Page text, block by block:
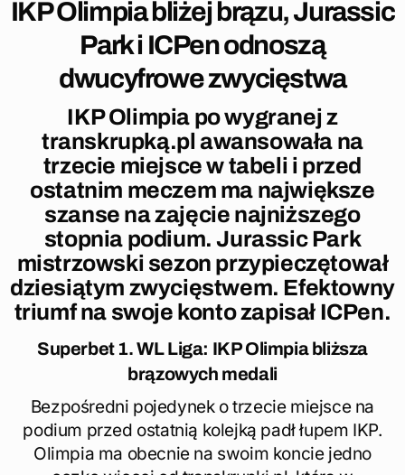
IKP Olimpia bliżej brązu, Jurassic
Park i ICPen odnoszą
dwucyfrowe zwycięstwa
IKP Olimpia po wygranej z
transkrupką.pl awansowała na
trzecie miejsce w tabeli i przed
ostatnim meczem ma największe
szanse na zajęcie najniższego
stopnia podium. Jurassic Park
mistrzowski sezon przypieczętował
dziesiątym zwycięstwem. Efektowny
triumf na swoje konto zapisał ICPen.
Superbet 1. WL Liga: IKP Olimpia bliższa
brązowych medali
Bezpośredni pojedynek o trzecie miejsce na
podium przed ostatnią kolejką padł łupem IKP.
Olimpia ma obecnie na swoim koncie jedno